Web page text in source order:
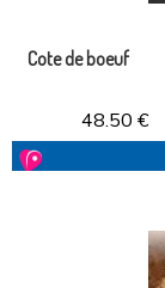
Cote de boeuf
48.50 €